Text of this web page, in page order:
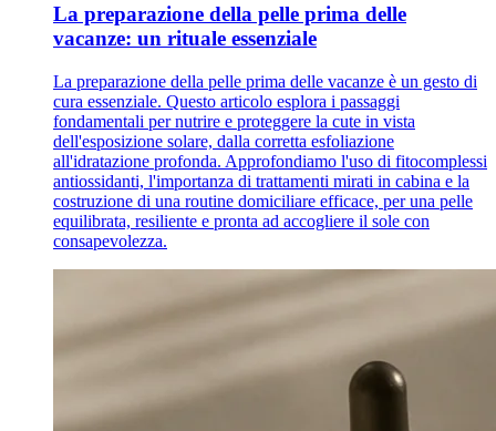
La preparazione della pelle prima delle
vacanze: un rituale essenziale
La preparazione della pelle prima delle vacanze è un gesto di
cura essenziale. Questo articolo esplora i passaggi
fondamentali per nutrire e proteggere la cute in vista
dell'esposizione solare, dalla corretta esfoliazione
all'idratazione profonda. Approfondiamo l'uso di fitocomplessi
antiossidanti, l'importanza di trattamenti mirati in cabina e la
costruzione di una routine domiciliare efficace, per una pelle
equilibrata, resiliente e pronta ad accogliere il sole con
consapevolezza.